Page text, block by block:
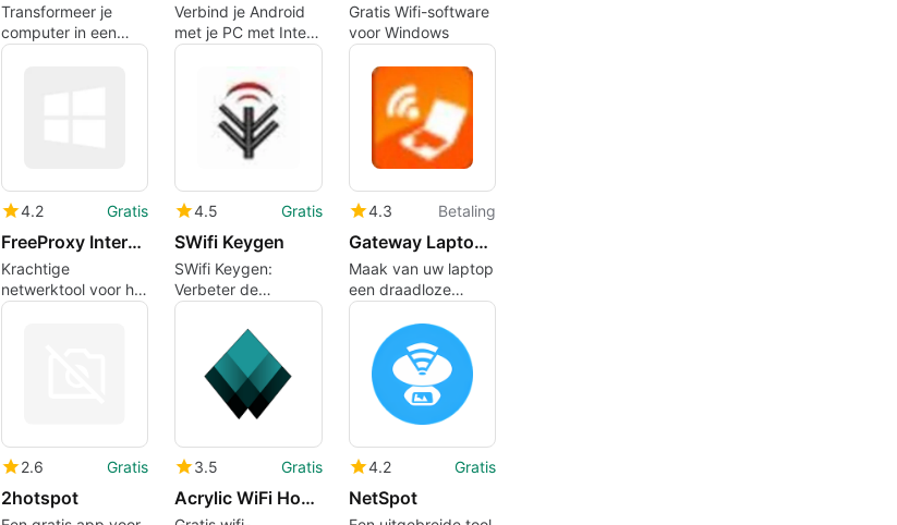
Transformeer je
computer in een
WiFi-router
Verbind je Android
met je PC met Intel
Unison
Gratis Wifi-software
voor Windows
4.2 Gratis
FreeProxy Internet Suite
Krachtige
netwerktool voor het
delen van internet
4.5 Gratis
SWifi Keygen
SWifi Keygen:
Verbeter de
veiligheid van uw
4.3 Betaling
Gateway Laptop to Hotspot Converter
Maak van uw laptop
een draadloze
hotspot
2.6 Gratis
2hotspot
3.5 Gratis
Acrylic WiFi Home
4.2 Gratis
NetSpot